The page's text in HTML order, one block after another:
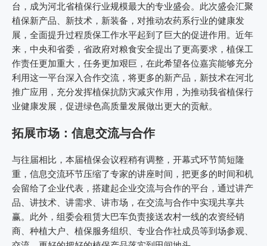
台，成为河北省植保行业规模最大的专业盛会。此次盛会汇聚
植保新产品、新技术，新装备，对推动农药系行业的健康发
展，全面提升过程质保工作水平起到了巨大的促进作用。近年
来，中央和省委，省政府对粮食安全提出了更高要求，植保工
作责任更加重大，任务更加艰巨，在此希望各位嘉宾能够充分
利用这一平台深入合作交流，将更多的新产品，新技术在河北
推广应用，充分发挥植保抗防灾减灾作用，为推动我省植保行
业健康发展，促进绿色高质量发展做出更大的贡献。
拓展市场：信息交流与合作
与往届相比，本届植保会议程稍有调整，开幕式环节简短隆
重，信息交流环节压缩了专家的讲座时间，把更多的时间和机
会留给了企业代表，搭建起企业交流与合作的平台，通过讲产
品、讲技术、讲需求、讲市场，在交流与合作中实现共享共
赢。此外，组委会租赁大巴车负责接送农村一线的农资经销
商、种植大户、植保服务组织、专业合作社成员等到场参观、